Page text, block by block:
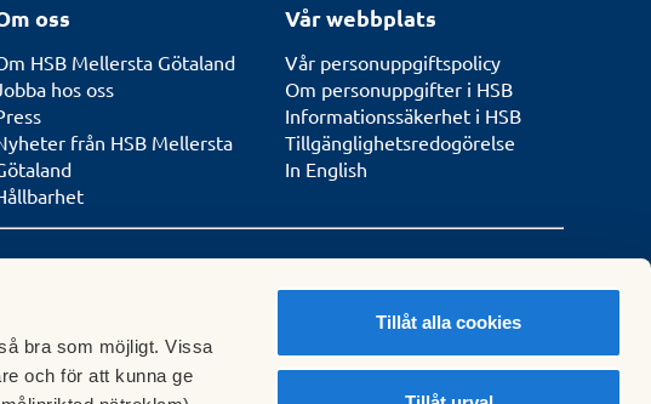
bra som möjligt. Vissa
och för att kunna ge
Tillåt alla cookies
oss
HSB Mellersta Götaland
hos oss
från HSB Mellersta
Vår webbplats
Vår personuppgiftspolicy
Om personuppgifter i HSB
Informationssäkerhet i HSB
Tillgänglighetsredogörelse
In English
Besöksadress
samtliga lokalkontor här